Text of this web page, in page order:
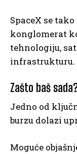
SpaceX se
konglomerat
tehnologiju,
infrastrukturu.
Zašto baš
Jedno od
burzu dolazi
Moguće